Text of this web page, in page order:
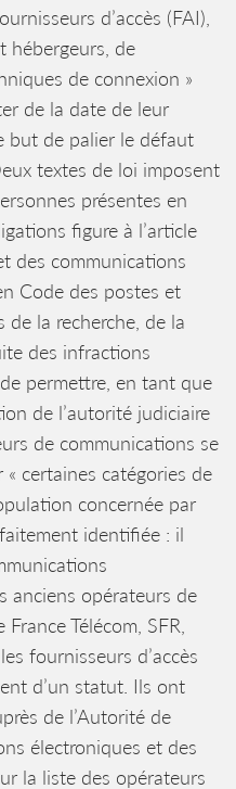
d’accès (FAI),
hébergeurs, de
de connexion »
de la date de leur
but de palier le défaut
textes de loi imposent
présentes en
figure à l’article
des communications
Code des postes et
de la recherche, de la
des infractions
permettre, en tant que
de l’autorité judiciaire
de communications se
certaines catégories de
concernée par
identifiée : il
anciens opérateurs de
Télécom, SFR,
fournisseurs d’accès
d’un statut. Ils ont
de l’Autorité de
électroniques et des
la liste des opérateurs